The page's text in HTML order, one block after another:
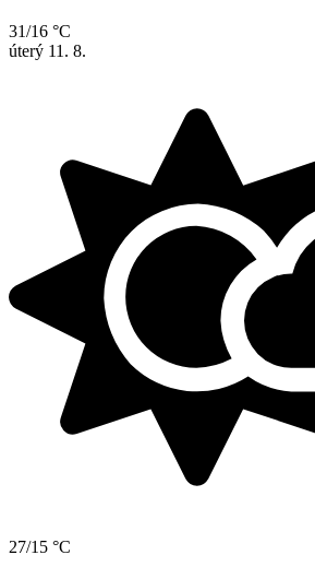
31/16 °C
úterý 11. 8.
27/15 °C